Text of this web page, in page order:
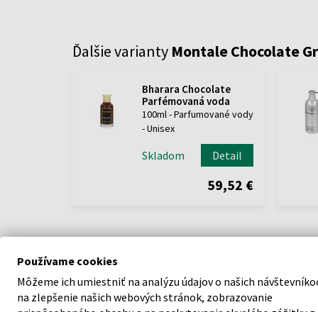
Ďalšie varianty Montale Chocolate
Bharara Chocolate
Parfémovaná voda
100ml - Parfumované vody
- Unisex
Skladom Detail
59,52 €
POPIS
Používame cookies
Môžeme ich umiestniť na analýzu údajov o našich
na zlepšenie našich webových stránok, zobrazovanie